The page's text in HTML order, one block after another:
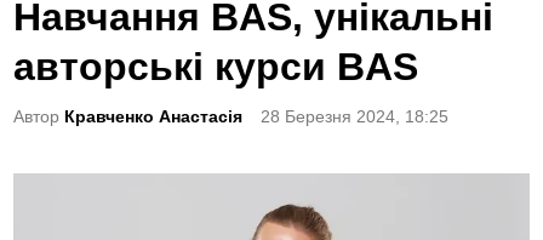
s
t
i
Навчання BAS, унікальні
авторські курси BAS
Автор Кравченко Анастасія 28 Березня 2024, 18:25